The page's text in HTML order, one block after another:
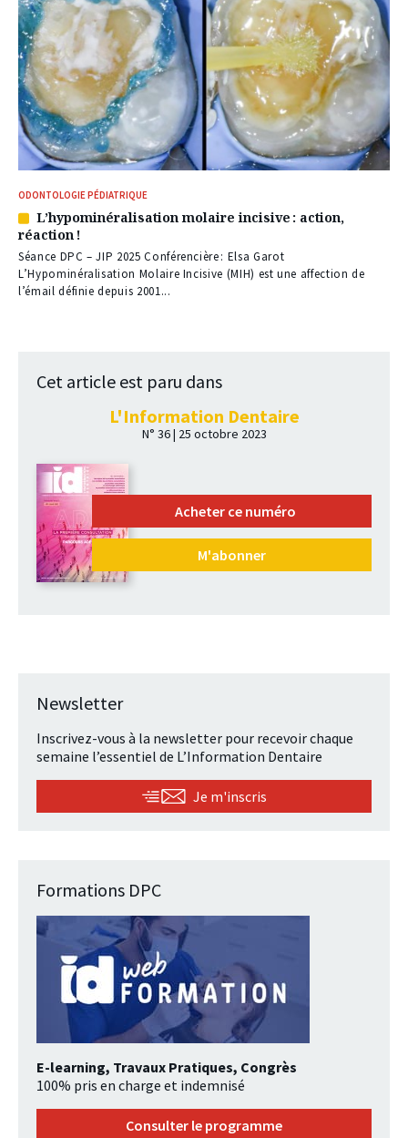
ODONTOLOGIE PÉDIATRIQUE
Article
réservé
à
nos
abonnés
L’hypominéralisation molaire incisive : action,
réaction !
Séance DPC – JIP 2025 Conférencière : Elsa Garot
L’Hypominéralisation Molaire Incisive (MIH) est une affection de
l’émail définie depuis 2001...
Cet article est paru dans
L'Information Dentaire
N° 36 | 25 octobre 2023
Acheter ce numéro
M'abonner
Newsletter
Inscrivez-vous à la newsletter pour recevoir chaque
semaine l’essentiel de L’Information Dentaire
Je m'inscris
Formations DPC
E-learning, Travaux Pratiques, Congrès
100% pris en charge et indemnisé
Consulter le programme